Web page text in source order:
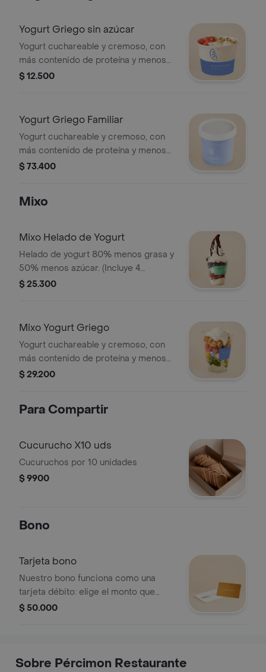
Yogurt Griego sin azúcar
Yogurt cuchareable y cremoso, con
más contenido de proteína y menos
contenido de grasa. 150% más
$ 12.500
Yogurt Griego Familiar
Yogurt cuchareable y cremoso, con
más contenido de proteína y menos
contenido de grasa. 150% más
$ 73.400
Mixo
Mixo Helado de Yogurt
Helado de yogurt 80% menos grasa y
50% menos azúcar. (Incluye 4
adiciones normales)
$ 25.300
Mixo Yogurt Griego
Yogurt cuchareable y cremoso, con
más contenido de proteína y menos
contenido de grasa. 150% más
$ 29.200
Para Compartir
Cucurucho X10 uds
Cucuruchos por 10 unidades
$ 9900
Bono
Tarjeta bono
Nuestro bono funciona como una
tarjeta débito: elige el monto que
quieres cargar (desde $50.000 hasta
nuestros puntos de venta.
$ 50.000
Sobre Pércimon Restaurante